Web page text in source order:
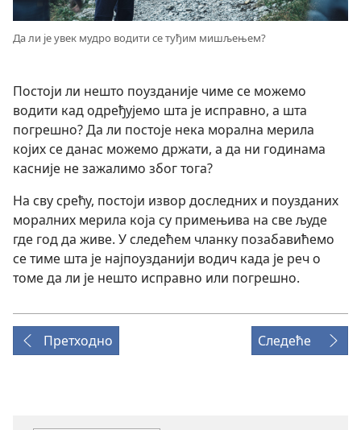
Да ли је увек мудро водити се туђим мишљењем?
Постоји ли нешто поузданије чиме се можемо
водити кад одређујемо шта је исправно, а шта
погрешно? Да ли постоје нека морална мерила
којих се данас можемо држати, а да ни годинама
касније не зажалимо због тога?
На сву срећу, постоји извор доследних и поузданих
моралних мерила која су примењива на све људе
где год да живе. У следећем чланку позабавићемо
се тиме шта је најпоузданији водич када је реч о
томе да ли је нешто исправно или погрешно.
Претходно Следеће